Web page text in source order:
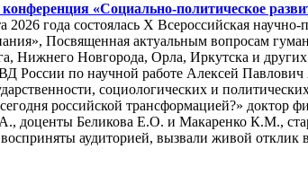
«Социально-политическое
года состоялась Х Всероссийская научно-
Посвященная актуальным вопросам
Нижнего Новгорода, Орла, Иркутска и
России по научной работе Алексей
социологических и
российской трансформацией?»
доценты Беликова Е.О. и Макаренко К.М.,
аудиторией, вызвали живой